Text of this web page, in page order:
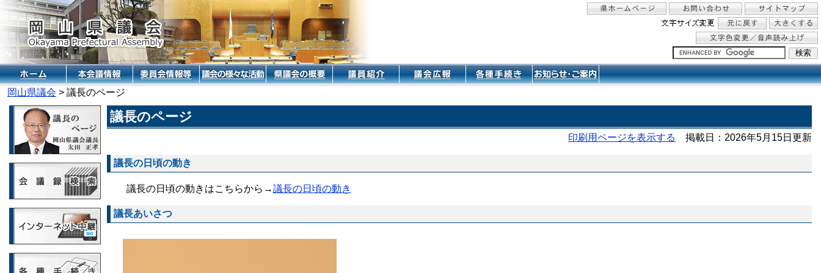
岡山県議会 > 議長のページ
議長のページ
印刷用ページを表示する 掲載日：2026年5月15日更新
議長の日頃の動き
議長の日頃の動きはこちらから→議長の日頃の動き
議長あいさつ